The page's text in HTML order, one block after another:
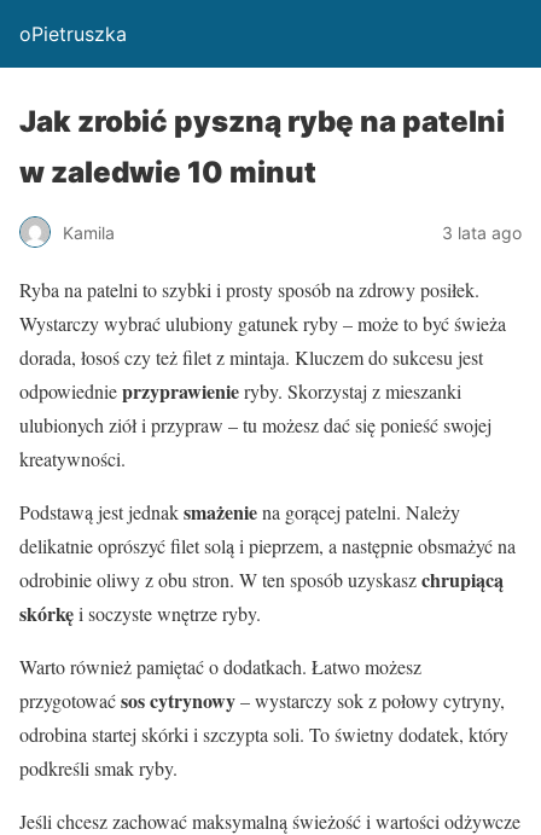
oPietruszka
Jak zrobić pyszną rybę na patelni
w zaledwie 10 minut
Kamila 3 lata ago
Ryba na patelni to szybki i prosty sposób na zdrowy posiłek.
Wystarczy wybrać ulubiony gatunek ryby – może to być świeża
dorada, łosoś czy też filet z mintaja. Kluczem do sukcesu jest
odpowiednieprzyprawienieryby. Skorzystaj z mieszanki
ulubionych ziół i przypraw – tu możesz dać się ponieść swojej
kreatywności.
Podstawą jest jednaksmażeniena gorącej patelni. Należy
delikatnie oprószyć filet solą i pieprzem, a następnie obsmażyć na
odrobinie oliwy z obu stron. W ten sposób uzyskaszchrupiącą
skórkęi soczyste wnętrze ryby.
Warto również pamiętać o dodatkach. Łatwo możesz
przygotowaćsos cytrynowy– wystarczy sok z połowy cytryny,
odrobina startej skórki i szczypta soli. To świetny dodatek, który
podkreśli smak ryby.
Jeśli chcesz zachować maksymalną świeżość i wartości odżywcze